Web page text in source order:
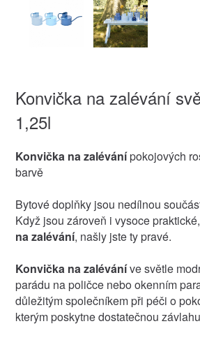
Konvička na zalévání
1,25l
Konvička na zalévánípokojových
barvě
Bytové doplňky jsou nedílnou
Když jsou zároveň i vysoce
na zalévání, našly jste ty pravé.
Konvička na zaléváníve světle
parádu na poličce nebo okenním
důležitým společníkem při péči o
kterým poskytne dostatečnou